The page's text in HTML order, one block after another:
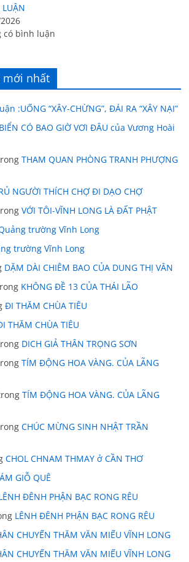
có bình luận
mới nhất
:UỐNG “XÂY-CHỪNG”, ĐÁI RA “XÂY NẠI”
BIỂN CÓ BAO GIỜ VƠI ĐÂU của Vương Hoài
THAM QUAN PHÒNG TRANH PHƯỢNG
NGƯỜI THÍCH CHỢ ĐI DẠO CHỢ
VỚI TÔI-VĨNH LONG LÀ ĐẤT PHẬT
trường Vĩnh Long
trường Vĩnh Long
DẶM DÀI CHIÊM BAO CỦA DUNG THỊ VÂN
KHÔNG ĐỀ 13 CỦA THÁI LÃO
ĐI THĂM CHÙA TIÊU
THĂM CHÙA TIÊU
DICH GIẢ THÂN TRỌNG SƠN
TÍM ĐỘNG HOA VÀNG. CỦA LÃNG
TÍM ĐỘNG HOA VÀNG. CỦA LÃNG
CHÚC MỪNG SINH NHẬT TRẦN
CHOL CHNAM THMAY ở CẦN THƠ
GIỖ QUÊ
ĐÊNH PHẬN BẠC RONG RÊU
LÊNH ĐÊNH PHẬN BẠC RONG RÊU
CHUYẾN THĂM VĂN MIẾU VĨNH LONG
CHUYẾN THĂM VĂN MIẾU VĨNH LONG